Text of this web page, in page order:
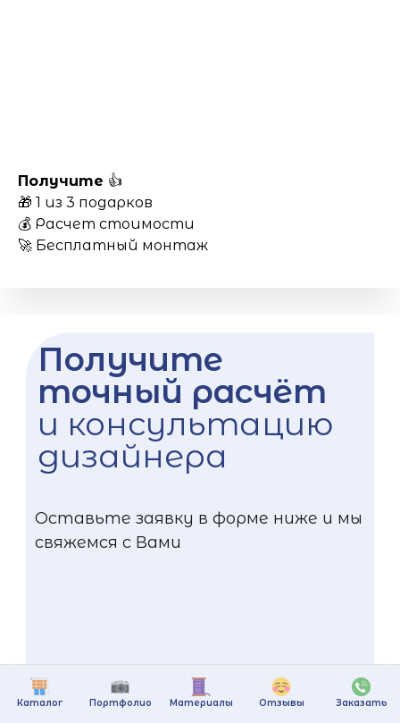
Каталог Портфолио Материалы Отзывы Заказать
Получите 👍
🎁 1 из 3 подарков
💰 Расчет стоимости
🚀 Бесплатный монтаж
Получите
точный расчёт
и консультацию
дизайнера
Оставьте заявку в форме ниже и мы
свяжемся с Вами